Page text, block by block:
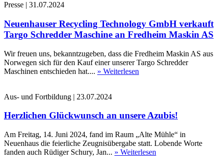
Presse | 31.07.2024
Neuenhauser Recycling Technology GmbH verkauft
Targo Schredder Maschine an Fredheim Maskin AS
Wir freuen uns, bekanntzugeben, dass die Fredheim Maskin AS aus
Norwegen sich für den Kauf einer unserer Targo Schredder
Maschinen entschieden hat.... » Weiterlesen
Aus- und Fortbildung | 23.07.2024
Herzlichen Glückwunsch an unsere Azubis!
Am Freitag, 14. Juni 2024, fand im Raum „Alte Mühle“ in
Neuenhaus die feierliche Zeugnisübergabe statt. Lobende Worte
fanden auch Rüdiger Schury, Jan... » Weiterlesen